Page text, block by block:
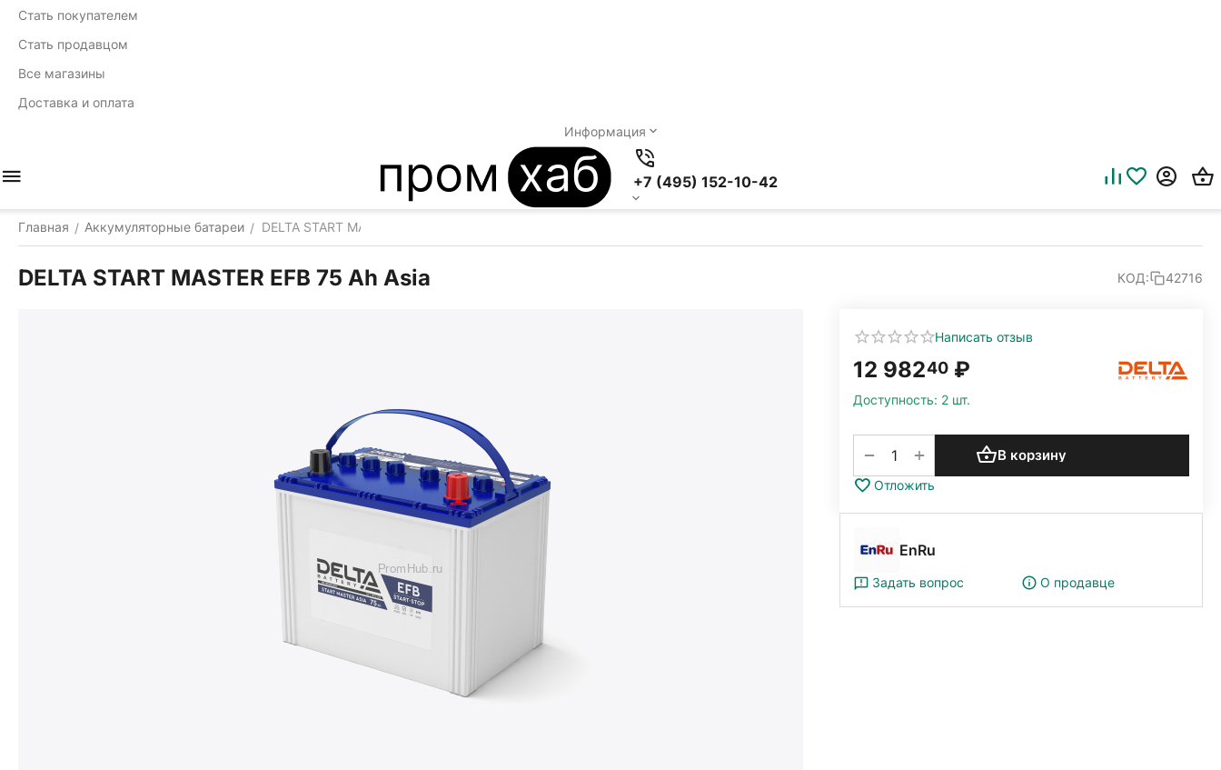
Стать покупателем
Стать продавцом
Все магазины
Доставка и оплата
Информация
+7 (495) 152-10-42
Главная / Аккумуляторные батареи / DELTA START MASTER EFB 75 Ah Asia
DELTA START MASTER EFB 75 Ah Asia КОД: 42716
Написать отзыв
12 98240 ₽
Доступность: 2 шт.
+
− В корзину
Отложить
EnRu
Задать вопрос О продавце